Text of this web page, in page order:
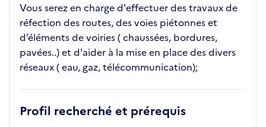
Vous serez en charge d'effectuer des travaux de
réfection des routes, des voies piétonnes et
d’éléments de voiries ( chaussées, bordures,
pavées..) et d'aider à la mise en place des divers
réseaux ( eau, gaz, télécommunication);
Profil recherché et prérequis